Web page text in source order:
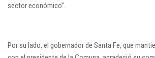
sector económico”.
Por su lado, el gobernador de Santa Fe, que